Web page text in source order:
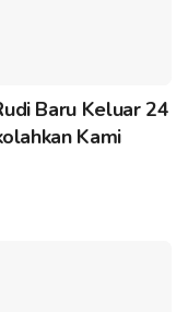
Baru Keluar 24
Kami